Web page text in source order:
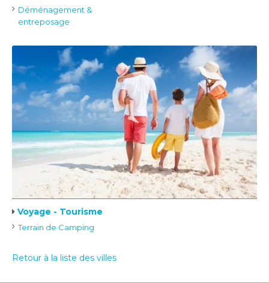
Déménagement &
entreposage
Voyage - Tourisme
Terrain de Camping
Retour à la liste des villes